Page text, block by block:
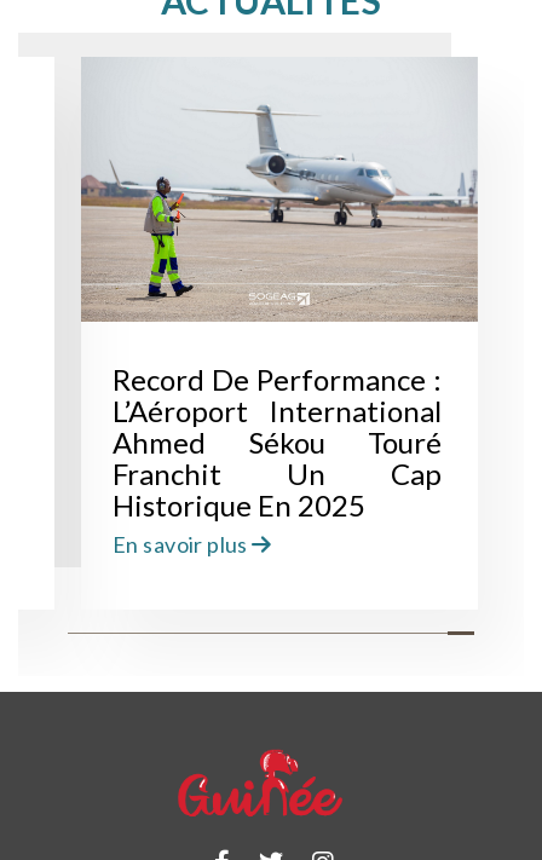
Record De Performance :
L’Aéroport International
Ahmed Sékou Touré
Franchit Un Cap
Historique En 2025
En savoir plus